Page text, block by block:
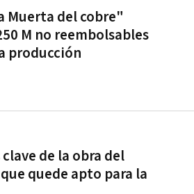
Muerta del cobre"
M no reembolsables
producción
de la obra del
quede apto para la